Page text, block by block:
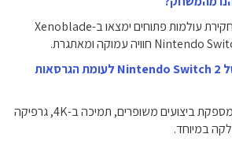
חובבי RPG, מדע בדיוני וחקירת עולמות פתוחים ימצאו ב-Xenoblade
מה היתרון המשמעותי של Nintendo Switch 2 לעומת הגרסאות
ה-Nintendo Switch 2 מספקת ביצועים משופרים, תמיכה ב-4K, גרפיקה
במיוחד.